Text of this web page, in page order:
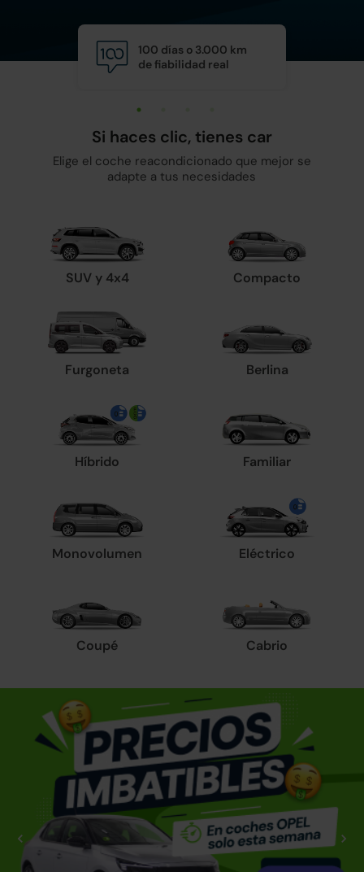
100 días o 3.000 km
de fiabilidad real
y
Si haces clic, tienes car
Elige el coche reacondicionado que mejor se
adapte a tus necesidades
SUV y 4x4 Compacto
Furgoneta Berlina
Híbrido Familiar
Monovolumen Eléctrico
Coupé Cabrio